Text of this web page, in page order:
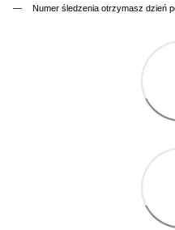
Numer śledzenia otrzymasz dzień